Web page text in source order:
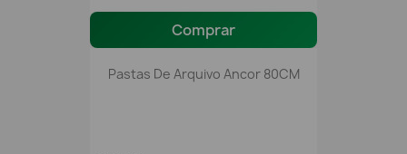
Comprar
Pastas De Arquivo Ancor 80CM